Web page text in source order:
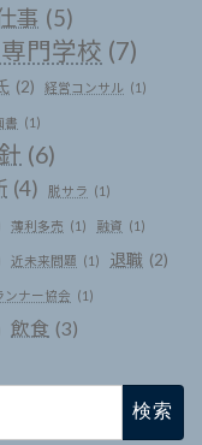
事 (5)
門学校 (7)
(2) 経営コンサル (1)
書 (1)
(6)
(4) 脱サラ (1)
薄利多売 (1) 融資 (1)
近未来問題 (1) 退職 (2)
ンナー協会 (1)
飲食 (3)